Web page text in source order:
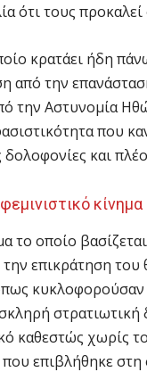
ότι τους
κρατάει ήδη
από την
την Αστυνομία
που
και
το οποίο
επικράτηση του
καθεστώς χωρίς
επιβλήθηκε στη